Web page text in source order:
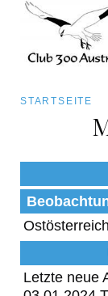
zum
Inhalt
STARTSEITE
Letzte neue
Art/Species
Kategorie